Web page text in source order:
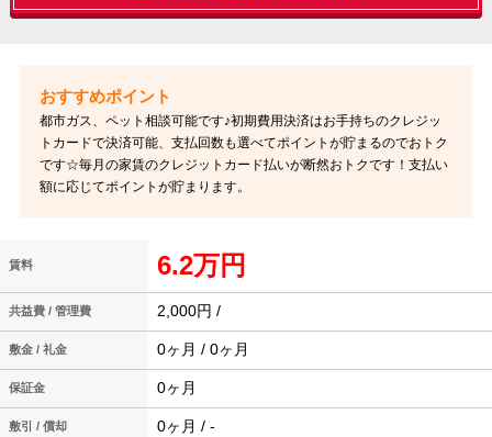
都市ガス、ペット相談可能です♪初期費用決済はお手持ちのクレジッ
トカードで決済可能、支払回数も選べてポイントが貯まるのでおトク
です☆毎月の家賃のクレジットカード払いが断然おトクです！支払い
額に応じてポイントが貯まります。
賃料 6.2万円
共益費 / 管理費 2,000円 /
敷金 / 礼金 0ヶ月 / 0ヶ月
保証金 0ヶ月
敷引 / 償却 0ヶ月 / -